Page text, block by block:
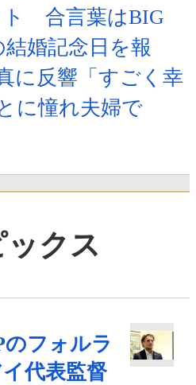
ト 合言葉はBIG
婚記念日を報
に反響「すごく幸
に憧れ夫婦で
クス
のフォルラ
代表監督